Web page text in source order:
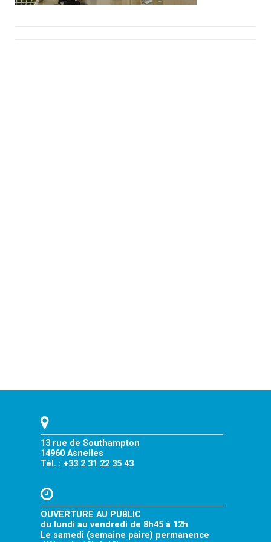
13 rue de Southampton
14960 Asnelles
Tél. : +33 2 31 22 35 43
OUVERTURE AU PUBLIC
du lundi au vendredi de 8h45 à 12h
Le samedi (semaine paire) permanence